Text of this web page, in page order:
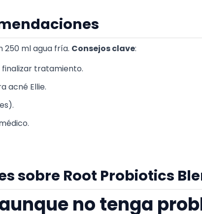
250 ml agua fría. Consejos clave:
finalizar tratamiento.
acné Ellie.
sobre Root Probiotics
no tenga